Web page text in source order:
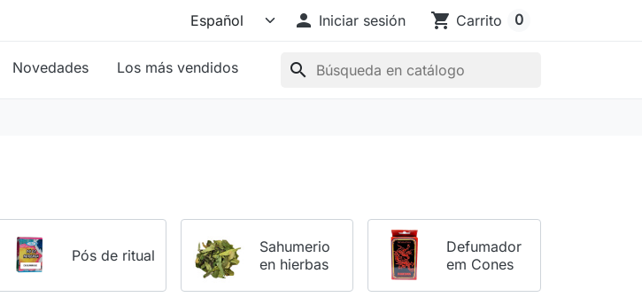
 Iniciar sesión shopping_cart Carrito 0
Novedades Los más vendidos search
Pós de ritual
Sahumerio
en hierbas
Defumador
em Cones